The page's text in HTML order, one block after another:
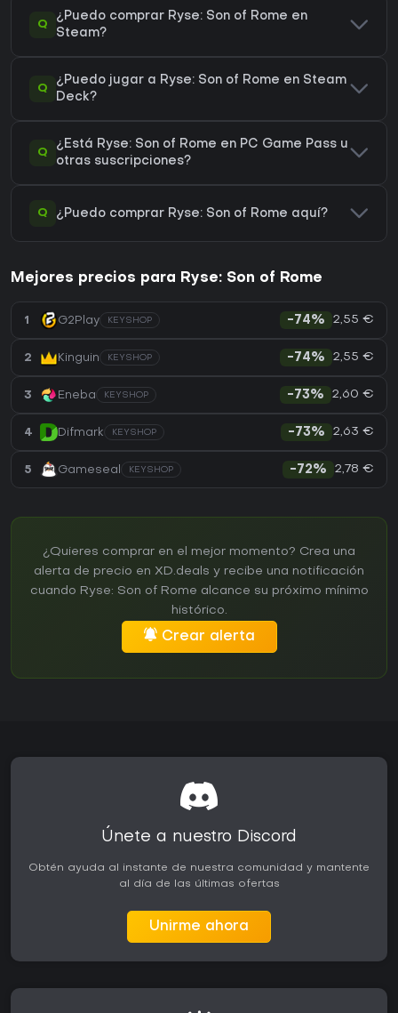
Q
¿Puedo comprar Ryse: Son of Rome en
Steam?
Q
¿Puedo jugar a Ryse: Son of Rome en Steam
Deck?
Q
¿Está Ryse: Son of Rome en PC Game Pass u
otras suscripciones?
Q ¿Puedo comprar Ryse: Son of Rome aquí?
Mejores precios para Ryse: Son of Rome
1 G2Play KEYSHOP -74% 2,55 €
2 Kinguin KEYSHOP -74% 2,55 €
3 Eneba KEYSHOP -73% 2,60 €
4 Difmark KEYSHOP -73% 2,63 €
5 Gameseal KEYSHOP -72% 2,78 €
¿Quieres comprar en el mejor momento? Crea una
alerta de precio en XD.deals y recibe una notificación
cuando Ryse: Son of Rome alcance su próximo mínimo
histórico.
Crear alerta
Únete a nuestro Discord
Obtén ayuda al instante de nuestra comunidad y mantente
al día de las últimas ofertas
Unirme ahora